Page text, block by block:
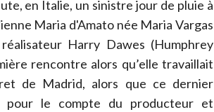
en Italie, un sinistre jour de pluie à
Maria d'Amato née Maria Vargas
Harry Dawes (Humphrey
rencontre alors qu’elle travaillait
de Madrid, alors que ce dernier
pour le compte du producteur et